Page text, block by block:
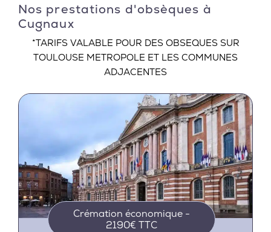
Nos prestations d'obsèques à
Cugnaux
*TARIFS VALABLE POUR DES OBSEQUES SUR
TOULOUSE METROPOLE ET LES COMMUNES
ADJACENTES
Crémation économique -
2190€ TTC